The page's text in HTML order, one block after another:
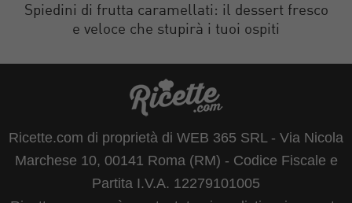
Spiedini di frutta caramellati: il dessert fresco
e veloce che stupirà i tuoi ospiti
Ricette.com di proprietà di WEB 365 SRL - Via Nicola
Marchese 10, 00141 Roma (RM) - Codice Fiscale e
Partita I.V.A. 12279101005